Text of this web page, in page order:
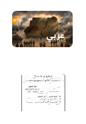
عربي
أهم الاخبار
تقارير
ودراسات